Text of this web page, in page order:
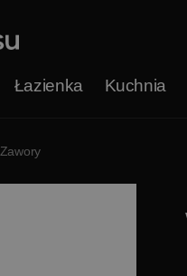
Łazienka Kuchnia
Zawory